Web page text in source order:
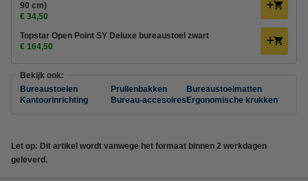
90 cm)
€ 34,50
Topstar Open Point SY Deluxe bureaustoel zwart
€ 164,50
Bekijk ook:
Bureaustoelen
Prullenbakken
Bureaustoelmatten
Kantoorinrichting
Bureau-accesoires Ergonomische krukken
Let op: Dit artikel wordt vanwege het formaat binnen 2 werkdagen
geleverd.